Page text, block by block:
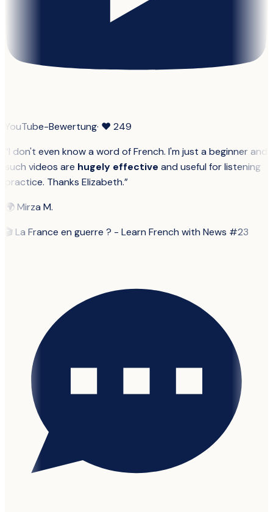
YouTube-Bewertung· ❤ 249
I don't even know a word of French. I'm just a beginner and
such videos are hugely effective and useful for listening
practice. Thanks Elizabeth.”
🌍Mirza M.
🎬 La France en guerre ? - Learn French with News #23